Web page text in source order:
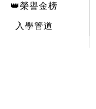
👑榮譽金榜
入學管道